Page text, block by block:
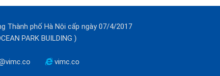
Thành phố Hà Nội cấp ngày 07/4/2017
PARK BUILDING )
vimc.co